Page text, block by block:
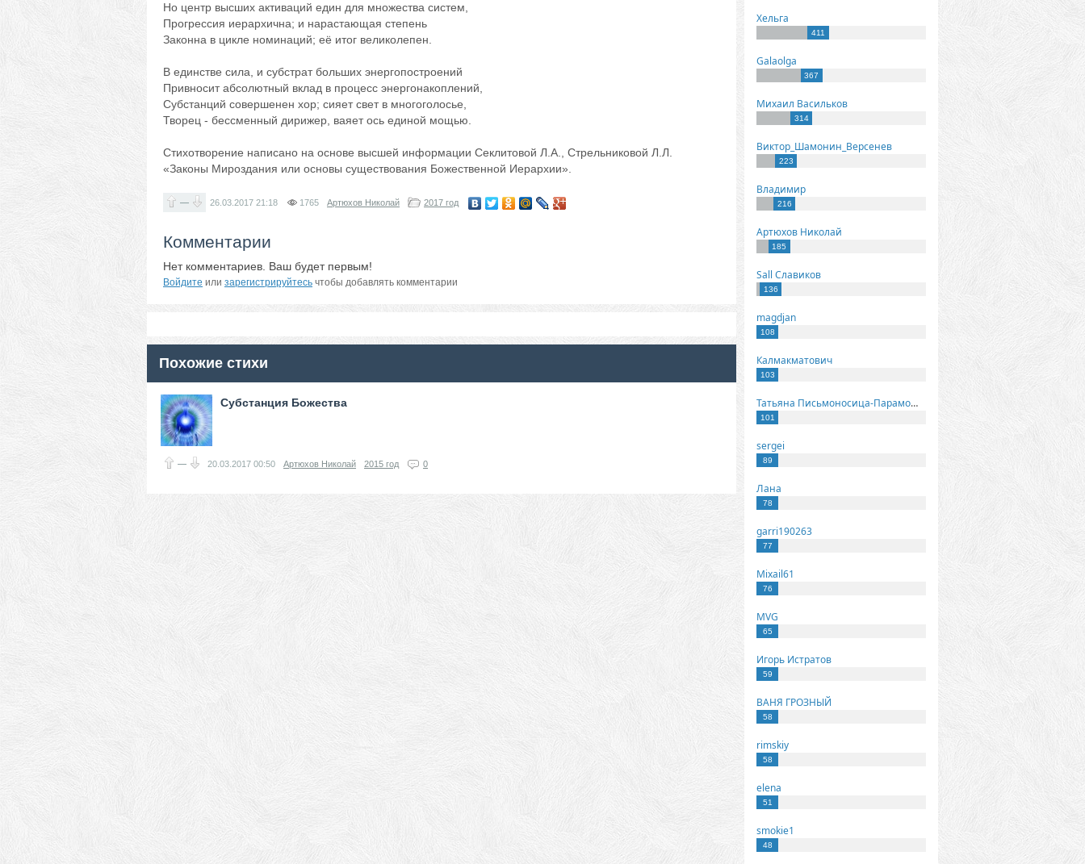
Но центр высших активаций един для множества систем,
Прогрессия иерархична; и нарастающая степень
Законна в цикле номинаций; её итог великолепен.
В единстве сила, и субстрат больших энергопостроений
Привносит абсолютный вклад в процесс энергонакоплений,
Субстанций совершенен хор; сияет свет в многоголосье,
Творец - бессменный дирижер, ваяет ось единой мощью.
Стихотворение написано на основе высшей информации Секлитовой Л.А., Стрельниковой Л.Л.
«Законы Мироздания или основы существования Божественной Иерархии».
— 26.03.2017 21:18 1765 Артюхов Николай 2017 год
Комментарии
Нет комментариев. Ваш будет первым!
Войдите или зарегистрируйтесь чтобы добавлять комментарии
Похожие стихи
Субстанция Божества
— 20.03.2017 00:50 Артюхов Николай 2015 год 0
Хельга
411
Galaolga
367
Михаил Васильков
314
Виктор_Шамонин_Версенев
223
Владимир
216
Артюхов Николай
185
Sall Славиков
136
magdjan
108
Калмакматович
103
Татьяна Письмоносица-Парамонова
101
sergei
89
Лана
78
garri190263
77
Mixail61
76
MVG
65
Игорь Истратов
59
ВАНЯ ГРОЗНЫЙ
58
rimskiy
58
elena
51
smokie1
48